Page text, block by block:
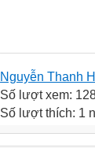
Nguyễn Thanh
Số lượt xem:
Số lượt thích: 1